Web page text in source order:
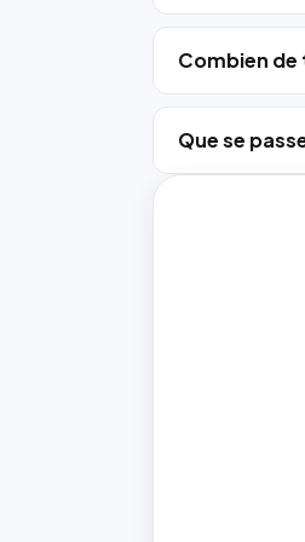
Combien
Que se